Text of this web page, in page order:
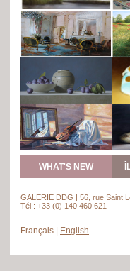
WHAT'S NEW
GALERIE DDG | 56, rue Saint
Tél : +33 (0) 140 460 621
Français English